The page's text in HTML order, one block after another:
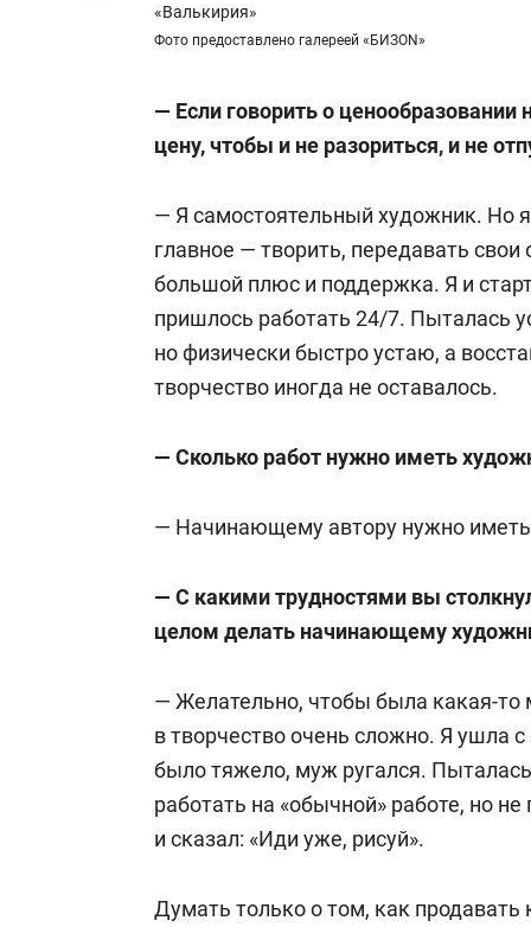
«Валькирия»
Фото предоставлено галереей «БИЗON»
— Если говорить о ценообразовании
цену, чтобы и не разориться, и не
— Я самостоятельный художник. Но
главное — творить, передавать
большой плюс и поддержка. Я и
пришлось работать 24/7. Пыталась
но физически быстро устаю, а
творчество иногда не оставалось.
— Сколько работ нужно иметь
— Начинающему автору нужно иметь
— С какими трудностями вы
целом делать начинающему
— Желательно, чтобы была какая-то
в творчество очень сложно. Я ушла
было тяжело, муж ругался.
работать на «обычной» работе, но
и сказал: «Иди уже, рисуй».
Думать только о том, как